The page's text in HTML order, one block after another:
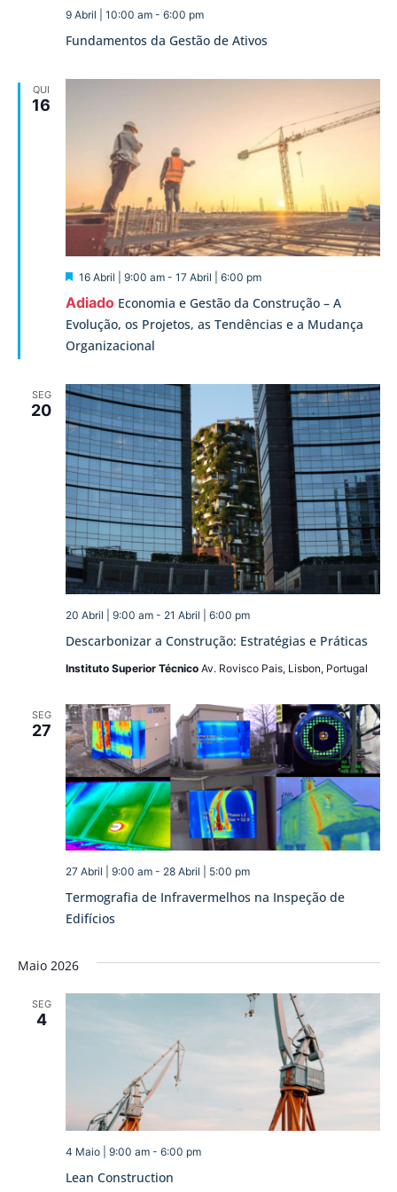
Fundamentos da Gestão de Ativos
9 Abril | 10:00 am- 6:00 pm
QUI
16
Adiado Economia e Gestão da Construção – A
Evolução, os Projetos, as Tendências e a Mudança
Organizacional
Destaque
16 Abril | 9:00 am- 17 Abril | 6:00 pm
SEG
20
Descarbonizar a Construção: Estratégias e Práticas
20 Abril | 9:00 am- 21 Abril | 6:00 pm
Instituto Superior Técnico Av. Rovisco Pais, Lisbon, Portugal
SEG
27
Termografia de Infravermelhos na Inspeção de
Edifícios
27 Abril | 9:00 am- 28 Abril | 5:00 pm
Maio 2026
SEG
4
Lean Construction
4 Maio | 9:00 am- 6:00 pm